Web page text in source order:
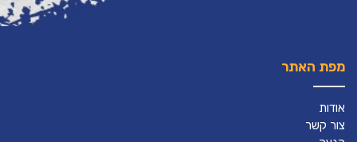
מפת האתר
אודות
צור קשר